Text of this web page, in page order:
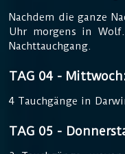
Nachdem die ganze
Uhr morgens in
Nachttauchgang.
TAG 04 -
4 Tauchgänge in
TAG 05 -